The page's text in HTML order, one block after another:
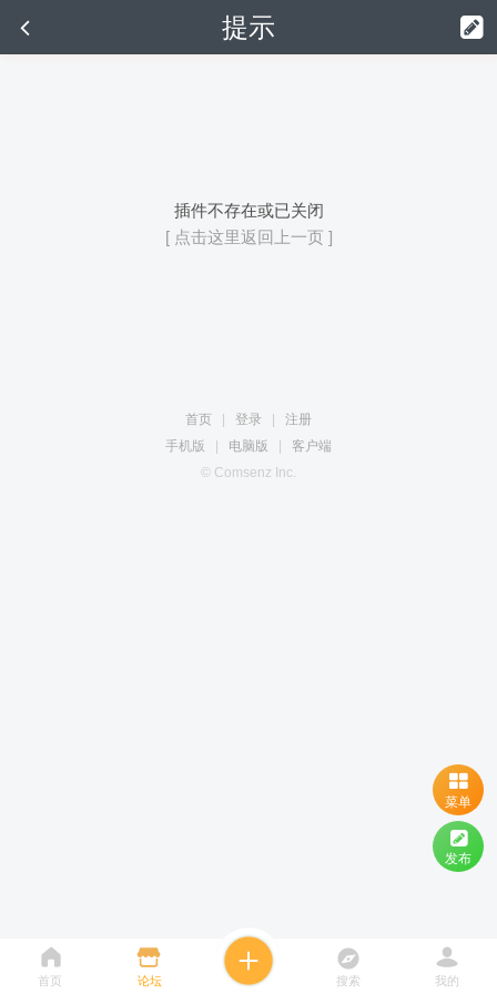
提示
插件不存在或已关闭
[ 点击这里返回上一页 ]
首页 登录
注册
手机版
电脑版
客户端
© Comsenz Inc.
首页 论坛 搜索 我的
菜单
发布